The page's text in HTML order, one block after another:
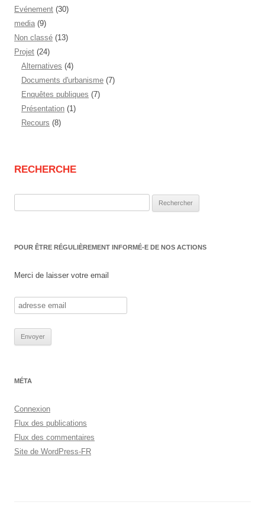
Evénement (30)
media (9)
Non classé (13)
Projet (24)
Alternatives (4)
Documents d'urbanisme (7)
Enquêtes publiques (7)
Présentation (1)
Recours (8)
RECHERCHE
POUR ÊTRE RÉGULIÈREMENT INFORMÉ-E DE NOS ACTIONS
Merci de laisser votre email
MÉTA
Connexion
Flux des publications
Flux des commentaires
Site de WordPress-FR